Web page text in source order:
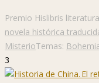
Premio Hislibris
novela histórica
MisterioTemas:
3